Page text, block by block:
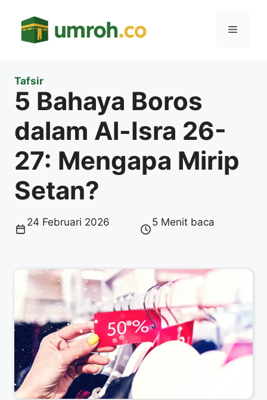
Menu
Tafsir
5 Bahaya Boros
dalam Al-Isra 26-
27: Mengapa Mirip
Setan?
24 Februari 2026 5 Menit baca